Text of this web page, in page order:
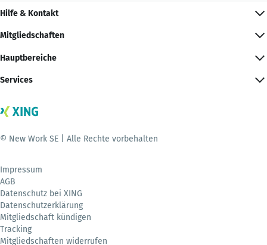
Hilfe & Kontakt
Mitgliedschaften
Hauptbereiche
Services
© New Work SE | Alle Rechte vorbehalten
Impressum
AGB
Datenschutz bei XING
Datenschutzerklärung
Mitgliedschaft kündigen
Tracking
Mitgliedschaften widerrufen